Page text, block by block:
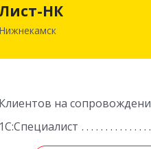
НК
Нижнекамск
Клиентов на
1С:Специалист